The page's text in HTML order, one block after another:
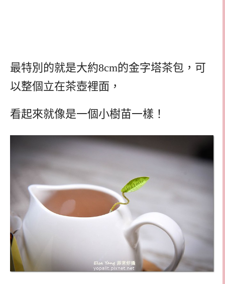
最特別的就是大約8cm的金字塔茶包，可
以整個立在茶壺裡面，
看起來就像是一個小樹苗一樣！